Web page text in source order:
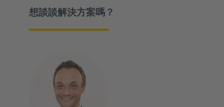
想談談解決方案嗎？